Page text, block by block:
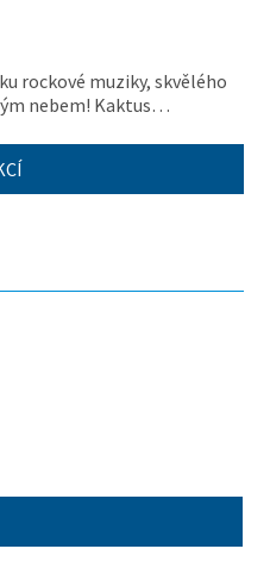
rockové muziky, skvělého
nebem! Kaktus…